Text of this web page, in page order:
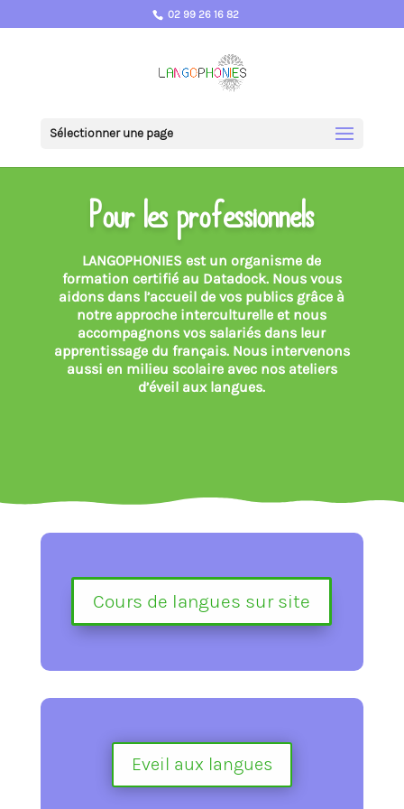
02 99 26 16 82
Sélectionner une page
Pour les professionnels
LANGOPHONIES est un organisme de
formation certifié au Datadock. Nous vous
aidons dans l’accueil de vos publics grâce à
notre approche interculturelle et nous
accompagnons vos salariés dans leur
apprentissage du français. Nous intervenons
aussi en milieu scolaire avec nos ateliers
d’éveil aux langues.
Cours de langues sur site
Eveil aux langues